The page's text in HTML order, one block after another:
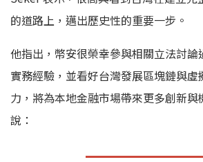
的道路上，邁出歷史性的重要一步。
他指出，幣安很榮幸參與相關立法討論
實務經驗，並看好台灣發展區塊鏈與
力，將為本地金融市場帶來更多創新
說：